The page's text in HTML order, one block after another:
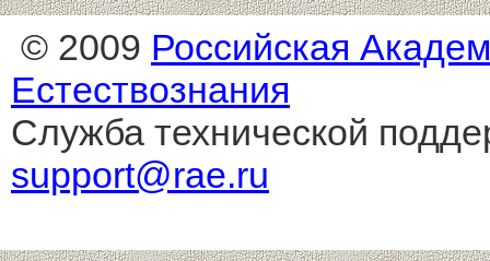
© 2009 Российская
Естествознания
Служба технической
support@rae.ru